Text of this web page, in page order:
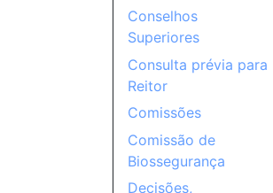
Conselhos
Superiores
Consulta prévia para
Reitor
Comissões
Comissão de
Biossegurança
Decisões,